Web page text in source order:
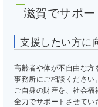
滋賀でサポ
支援したい方に
高齢者や体が不自由な方
事務所にご相談ください。
ご自身の財産を、社会福
全力でサポートさせてい